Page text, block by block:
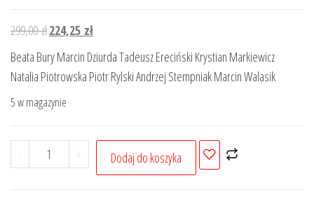
299,00złPierwotna
cena
wynosiła:
224,25 złAktualna
cena
wynosi:
224,25 zł.
Beata Bury Marcin Dziurda Tadeusz Ereciński Krystian Markiewicz
Natalia Piotrowska Piotr Rylski Andrzej Stempniak Marcin Walasik
5 w magazynie
-
ilość
System
+ Dodaj do koszyka